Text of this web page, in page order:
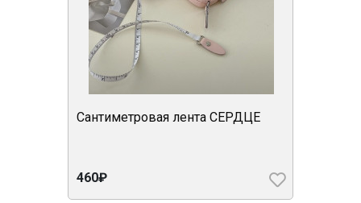
Сантиметровая лента СЕРДЦЕ
460₽